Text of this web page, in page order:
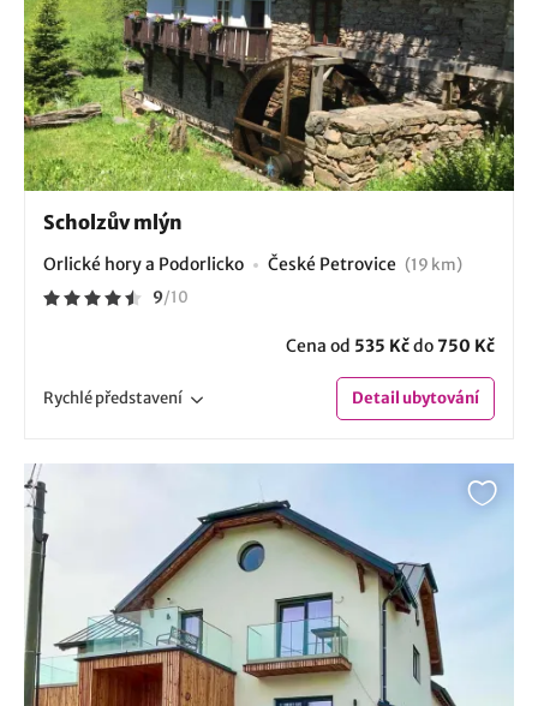
Scholzův mlýn
Orlické hory a Podorlicko České Petrovice (19 km)
9/10
Cena od 535 Kčdo750 Kč
Rychlépředstavení Detailubytování